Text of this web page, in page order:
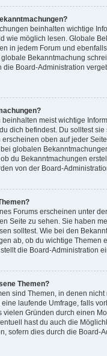
beinhalten wichtige
wie möglich lesen. Globale
in jedem Forum und
Bekanntmachung
die Board-Administration
beinhalten meist wichtige
dich befindest. Du solltest sie
oben auf jeder
globalen
du Bekanntmachungen
von der Board-
Forums erscheinen unter
Seite zu sehen. Sie haben
solltest. Wie bei den
ab, ob du wichtige Themen
die Board-Administration
Themen?
sind Themen, in denen
laufende Umfrage, falls
vielen Gründen durch einen
hast du auch die
sofern dies durch die Board-